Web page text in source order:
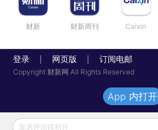
财新 财新周刊 Caixin
登录 网页版 订阅电邮
Copyright 财新网 All Rights Reserved
发表评论得积分
App 内打开